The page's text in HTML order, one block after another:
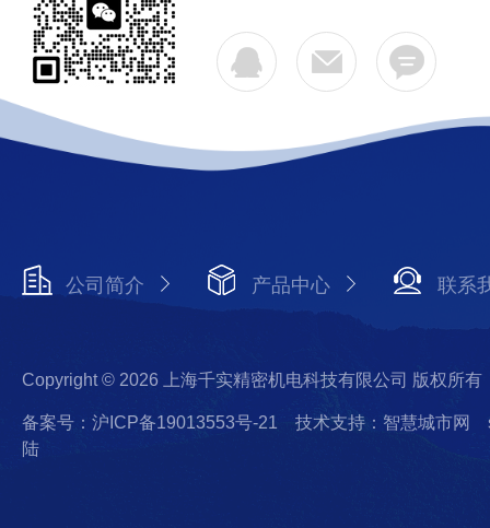
公司简介 产品中心 联系
Copyright © 2026 上海千实精密机电科技有限公司 版权所有
备案号：沪ICP备19013553号-21 技术支持：智慧城市网
陆